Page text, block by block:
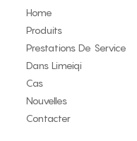
Home
Produits
Prestations De Service
Dans Limeiqi
Cas
Nouvelles
Contacter